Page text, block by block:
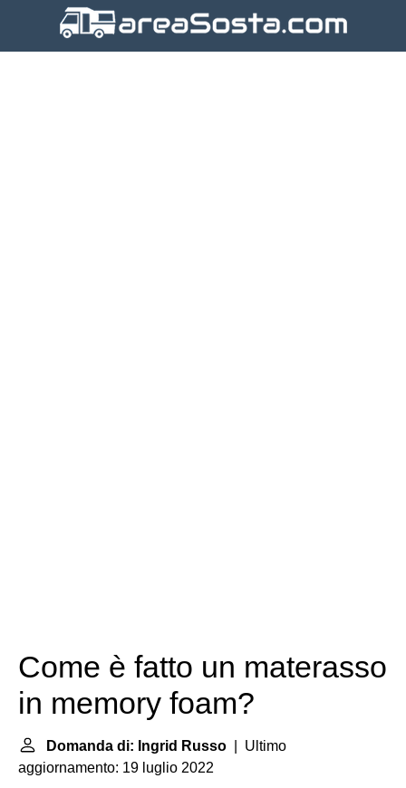
Come è fatto un materasso
in memory foam?
Domanda di: Ingrid Russo | Ultimo
aggiornamento: 19 luglio 2022